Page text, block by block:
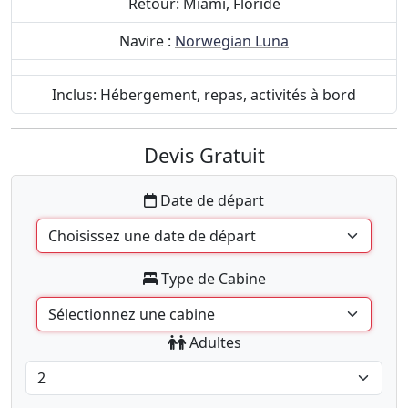
Navire : Norwegian Luna
Inclus: Hébergement, repas, activités à bord
Devis Gratuit
Date de départ
Type de Cabine
Adultes